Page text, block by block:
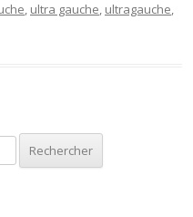
, ultra gauche, ultragauche,